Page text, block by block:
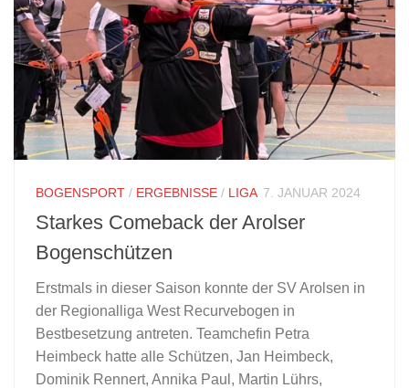
BOGENSPORT / ERGEBNISSE / LIGA 7. JANUAR 2024
Starkes Comeback der Arolser
Bogenschützen
Erstmals in dieser Saison konnte der SV Arolsen in
der Regionalliga West Recurvebogen in
Bestbesetzung antreten. Teamchefin Petra
Heimbeck hatte alle Schützen, Jan Heimbeck,
Dominik Rennert, Annika Paul, Martin Lührs,